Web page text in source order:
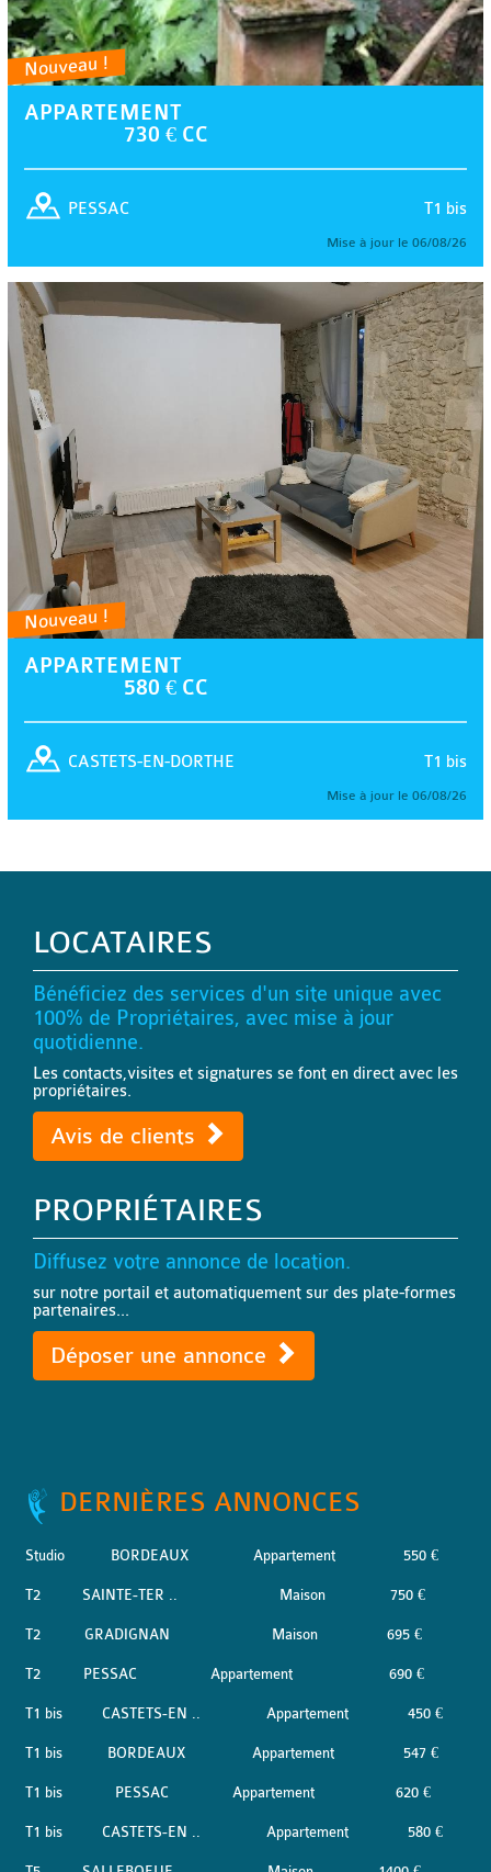
Nouveau !
APPARTEMENT
730 € CC
T1 bis
PESSAC
Mise à jour le 06/08/26
Nouveau !
APPARTEMENT
580 € CC
T1 bis
CASTETS-EN-DORTHE
Mise à jour le 06/08/26
LOCATAIRES
Bénéficiez des services d'un site unique avec
100% de Propriétaires, avec mise à jour
quotidienne.
Les contacts,visites et signatures se font en direct avec les
propriétaires.
Avis de clients
PROPRIÉTAIRES
Diffusez votre annonce de location.
sur notre portail et automatiquement sur des plate-formes
partenaires...
Déposer une annonce
DERNIÈRES ANNONCES
Studio BORDEAUX Appartement 550 €
T2 SAINTE-TER .. Maison 750 €
T2 GRADIGNAN Maison 695 €
T2 PESSAC Appartement 690 €
T1 bis CASTETS-EN .. Appartement 450 €
T1 bis BORDEAUX Appartement 547 €
T1 bis PESSAC Appartement 620 €
T1 bis CASTETS-EN .. Appartement 580 €